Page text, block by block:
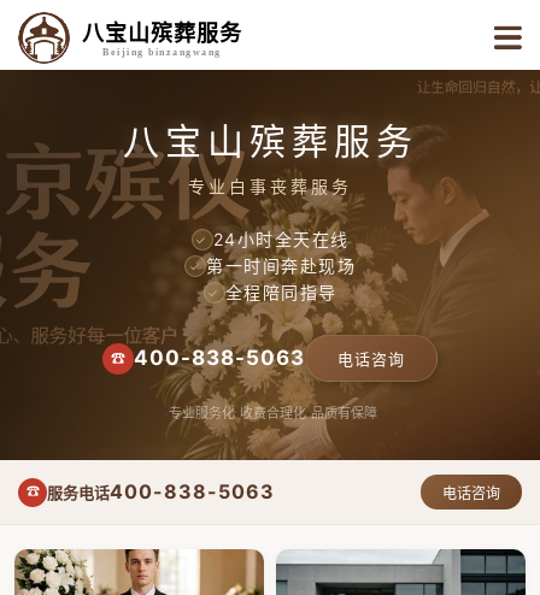
八宝山殡葬服务
Beijing binzangwang
八宝山殡葬服务
专业白事丧葬服务
✓ 24小时全天在线
✓ 第一时间奔赴现场
✓ 全程陪同指导
☎ 400-838-5063 电话咨询
专业服务化 收费合理化 品质有保障
☎ 服务电话400-838-5063 电话咨询